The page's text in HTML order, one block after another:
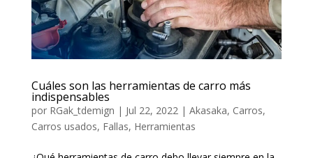
Cuáles son las herramientas de carro más
indispensables
por RGak_tdemign | Jul 22, 2022 | Akasaka, Carros,
Carros usados, Fallas, Herramientas